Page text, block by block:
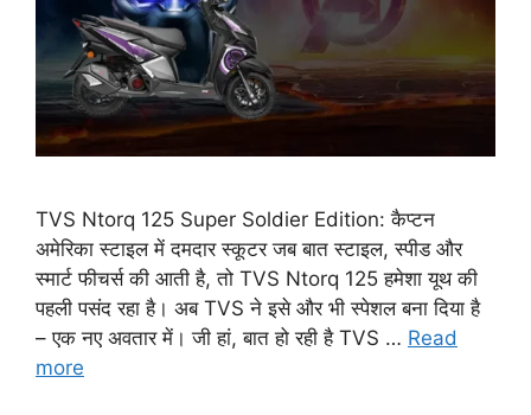
TVS Ntorq 125 Super Soldier Edition: कैप्टन
अमेरिका स्टाइल में दमदार स्कूटर जब बात स्टाइल, स्पीड और
स्मार्ट फीचर्स की आती है, तो TVS Ntorq 125 हमेशा यूथ की
पहली पसंद रहा है। अब TVS ने इसे और भी स्पेशल बना दिया है
– एक नए अवतार में। जी हां, बात हो रही है TVS … Read
more